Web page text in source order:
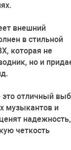
внешний
в стильной
которая не
но и
это отличный
музыкантов и
надежность,
четкость